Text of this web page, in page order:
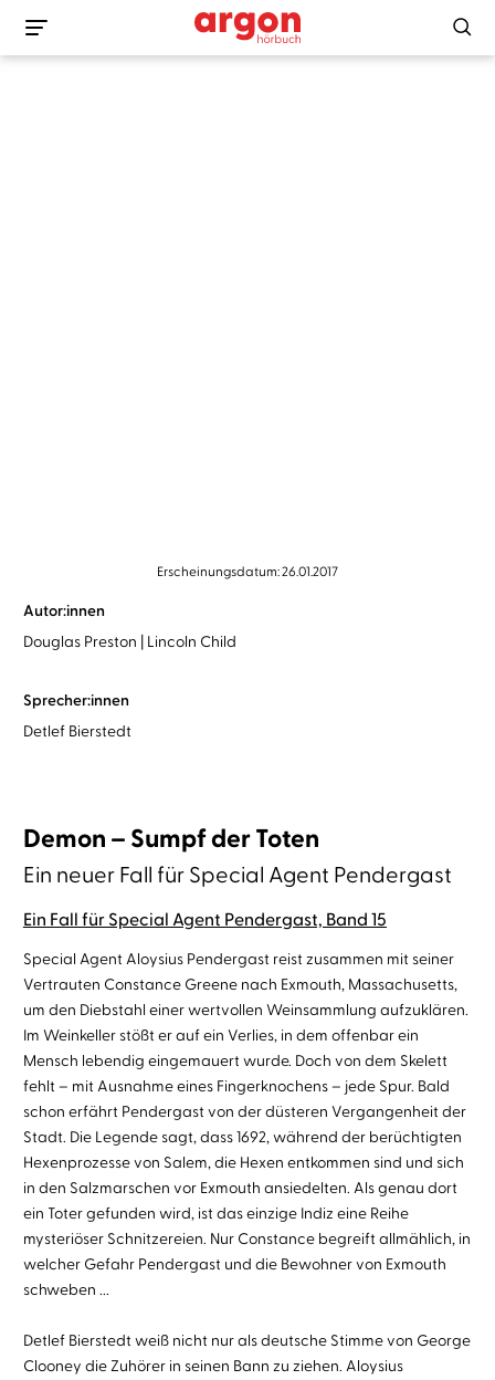
Erscheinungsdatum: 26.01.2017
Autor:innen
Douglas Preston Lincoln Child
Sprecher:innen
Detlef Bierstedt
Demon – Sumpf der Toten
Ein neuer Fall für Special Agent Pendergast
Ein Fall für Special Agent Pendergast, Band 15
Special Agent Aloysius Pendergast reist zusammen mit seiner
Vertrauten Constance Greene nach Exmouth, Massachusetts,
um den Diebstahl einer wertvollen Weinsammlung aufzuklären.
Im Weinkeller stößt er auf ein Verlies, in dem offenbar ein
Mensch lebendig eingemauert wurde. Doch von dem Skelett
fehlt – mit Ausnahme eines Fingerknochens – jede Spur. Bald
schon erfährt Pendergast von der düsteren Vergangenheit der
Stadt. Die Legende sagt, dass 1692, während der berüchtigten
Hexenprozesse von Salem, die Hexen entkommen sind und sich
in den Salzmarschen vor Exmouth ansiedelten. Als genau dort
ein Toter gefunden wird, ist das einzige Indiz eine Reihe
mysteriöser Schnitzereien. Nur Constance begreift allmählich, in
welcher Gefahr Pendergast und die Bewohner von Exmouth
schweben ...
Detlef Bierstedt weiß nicht nur als deutsche Stimme von George
Clooney die Zuhörer in seinen Bann zu ziehen. Aloysius